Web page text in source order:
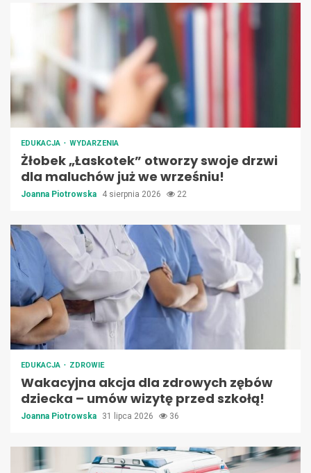
EDUKACJA WYDARZENIA
Żłobek „Łaskotek” otworzy swoje drzwi
dla maluchów już we wrześniu!
Joanna Piotrowska 4 sierpnia 2026 22
EDUKACJA ZDROWIE
Wakacyjna akcja dla zdrowych zębów
dziecka – umów wizytę przed szkołą!
Joanna Piotrowska 31 lipca 2026 36